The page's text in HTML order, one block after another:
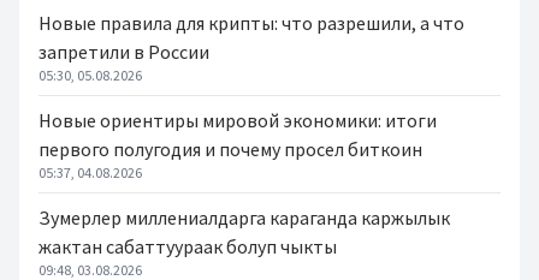
Новые правила для крипты: что разрешили, а что
запретили в России
05:30, 05.08.2026
Новые ориентиры мировой экономики: итоги
первого полугодия и почему просел биткоин
05:37, 04.08.2026
Зумерлер миллениалдарга караганда каржылык
жактан сабаттуураак болуп чыкты
09:48, 03.08.2026